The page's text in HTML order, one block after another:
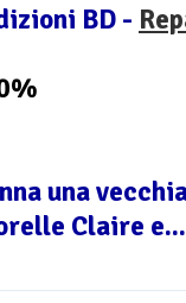
BD -
una
Claire e...